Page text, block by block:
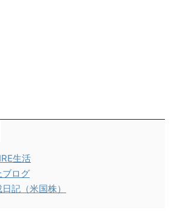
生活
ブログ
記（米国株）